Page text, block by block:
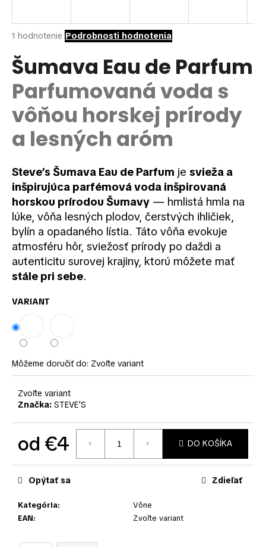
Priemerné
produktu
je
hviezdičiek.
1 hodnotenie Podrobnosti hodnotenia
Šumava Eau de Parfum
Parfumovaná voda s
vôňou horskej prírody
a lesných aróm
Steve’s Šumava Eau de Parfum je svieža a
inšpirujúca parfémová voda inšpirovaná
horskou prírodou Šumavy — hmlistá hmla na
lúke, vôňa lesných plodov, čerstvých ihličiek,
bylín a opadaného lístia. Táto vôňa evokuje
atmosféru hôr, sviežosť prírody po daždi a
autenticitu surovej krajiny, ktorú môžete mať
stále pri sebe.
VARIANT
Môžeme doručiť do: Zvoľte variant
Zvoľte variant
Značka: STEVE'S
od €4 DO KOŠÍKA
Kategória:
Vône
EAN: Zvoľte variant
Opýtať sa Zdieľať
j
ť
?
HĽADAŤ
O
d
p
o
r
ú
č
a
m
e